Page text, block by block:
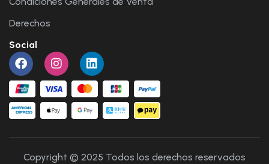
Derechos
Social
Copyright © 2025 Todos los derechos reservados